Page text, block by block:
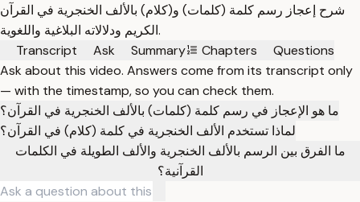
شرح إعجاز رسم كلمة (كلمات) و(كلام) بالألف الخنجرية في القرآن
الكريم ودلالاته البلاغية واللغوية.
Transcript
Ask Summary Chapters
Questions
Ask about this video. Answers come from its transcript only
— with the timestamp, so you can check them.
ما هو الإعجاز في رسم كلمة (كلمات) بالألف الخنجرية في القرآن؟
لماذا تستخدم الألف الخنجرية في كلمة (كلام) في القرآن؟
ما الفرق بين الرسم بالألف الخنجرية والألف الطويلة في الكلمات
القرآنية؟